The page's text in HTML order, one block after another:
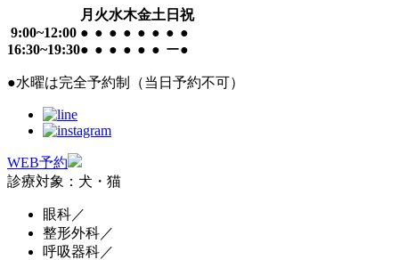
月 火水木金土 日祝
9:00~12:00 ● ● ● ● ● ● ● ●
16:30~19:30● ● ● ● ● ● ー●
●水曜は完全予約制（当日予約不可）
WEB予約
診療対象：犬・猫
眼科／
整形外科／
呼吸器科／